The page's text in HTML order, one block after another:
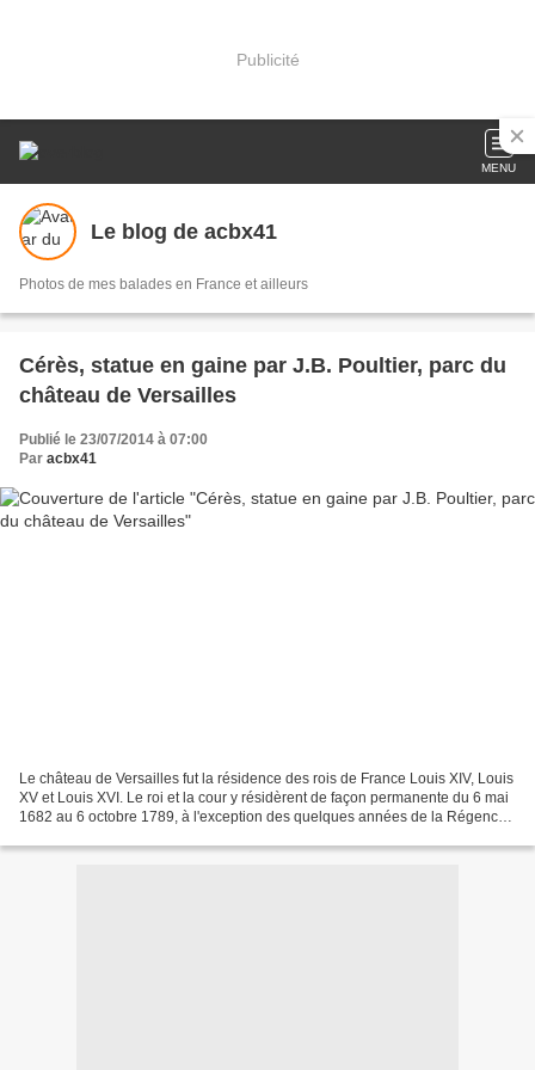
Publicité
MENU
Le blog de acbx41
Photos de mes balades en France et ailleurs
Cérès, statue en gaine par J.B. Poultier, parc du
château de Versailles
Publié le 23/07/2014 à 07:00
Par acbx41
Le château de Versailles fut la résidence des rois de France Louis XIV, Louis
XV et Louis XVI. Le roi et la cour y résidèrent de façon permanente du 6 mai
1682 au 6 octobre 1789, à l'exception des quelques années de la Régence.